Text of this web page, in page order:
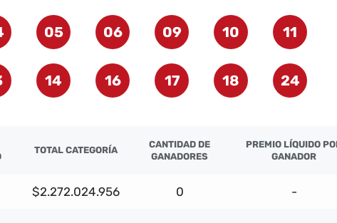
05 06 09 10 11
14 16 17 18 24
TOTAL CATEGORÍA
CANTIDAD DE
GANADORES
PREMIO LÍQUIDO
GANADOR
$2.272.024.956 0 -